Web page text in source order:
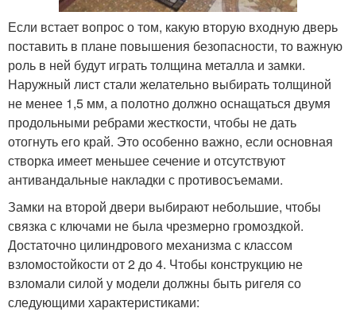
Если встает вопрос о том, какую вторую входную дверь
поставить в плане повышения безопасности, то важную
роль в ней будут играть толщина металла и замки.
Наружный лист стали желательно выбирать толщиной
не менее 1,5 мм, а полотно должно оснащаться двумя
продольными ребрами жесткости, чтобы не дать
отогнуть его край. Это особенно важно, если основная
створка имеет меньшее сечение и отсутствуют
антивандальные накладки с противосъемами.
Замки на второй двери выбирают небольшие, чтобы
связка с ключами не была чрезмерно громоздкой.
Достаточно цилиндрового механизма с классом
взломостойкости от 2 до 4. Чтобы конструкцию не
взломали силой у модели должны быть ригеля со
следующими характеристиками: